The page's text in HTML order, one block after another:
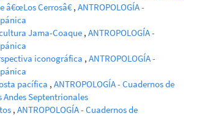
â€œLos Cerrosâ€, ANTROPOLOGÍA -
Jama-Coaque , ANTROPOLOGÍA -
iconográfica , ANTROPOLOGÍA -
pacífica , ANTROPOLOGÍA - Cuadernos de
Andes Septentrionales
, ANTROPOLOGÍA - Cuadernos de